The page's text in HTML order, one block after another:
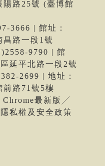
陽路25號 (臺博館
3666 | 館址：
昌路一段1號
9790 | 館
延平北路一段2號
2699 | 地址：
前路71號5樓
Chrome最新版╱
私權及安全政策